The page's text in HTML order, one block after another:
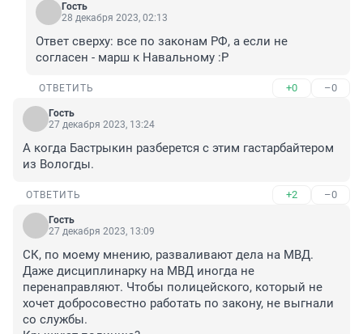
Гость
28 декабря 2023, 02:13
Ответ сверху: все по законам РФ, а если не
согласен - марш к Навальному :Р
ОТВЕТИТЬ +0 –0
Гость
27 декабря 2023, 13:24
А когда Бастрыкин разберется с этим гастарбайтером
из Вологды.
ОТВЕТИТЬ +2 –0
Гость
27 декабря 2023, 13:09
СК, по моему мнению, разваливают дела на МВД.
Даже дисциплинарку на МВД иногда не
перенаправляют. Чтобы полицейского, который не
хочет добросовестно работать по закону, не выгнали
со службы.